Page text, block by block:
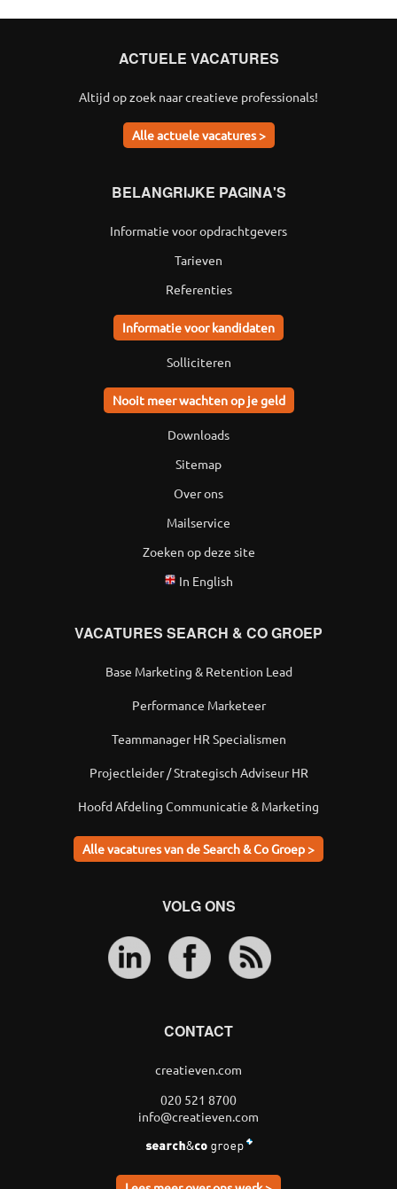
ACTUELE VACATURES
Altijd op zoek naar creatieve professionals!
Alle actuele vacatures >
BELANGRIJKE PAGINA'S
Informatie voor opdrachtgevers
Tarieven
Referenties
Informatie voor kandidaten
Solliciteren
Nooit meer wachten op je geld
Downloads
Sitemap
Over ons
Mailservice
Zoeken op deze site
In English
VACATURES SEARCH & CO GROEP
Base Marketing & Retention Lead
Performance Marketeer
Teammanager HR Specialismen
Projectleider / Strategisch Adviseur HR
Hoofd Afdeling Communicatie & Marketing
Alle vacatures van de Search & Co Groep >
VOLG ONS
CONTACT
creatieven.com
020 521 8700
info@creatieven.com